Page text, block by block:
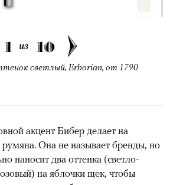
1 из 10
светлый, Erborian, от 1790
акцент Бибер делает на
Она не называет бренды, но
наносит два оттенка (светло-
на яблочки щек, чтобы